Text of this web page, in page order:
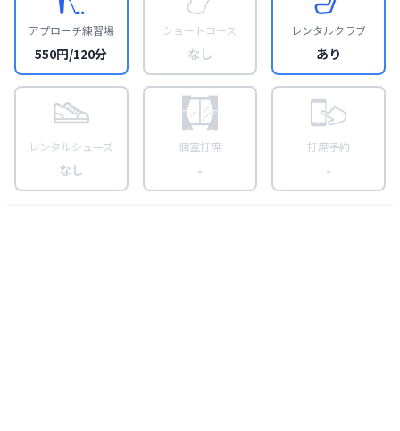
アプローチ練習場
550円/120分
ショートコース
なし
レンタルクラブ
あり
レンタルシューズ
なし
個室打席
-
打席予約
-